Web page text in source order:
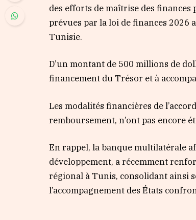
des efforts de maîtrise des finances
prévues par la loi de finances 2026
Tunisie.
D’un montant de 500 millions de
financement du Trésor et à
Les modalités financières de
remboursement, n’ont pas encore
En rappel, la banque multilatérale
développement, a récemment
régional à Tunis, consolidant ainsi
l’accompagnement des États